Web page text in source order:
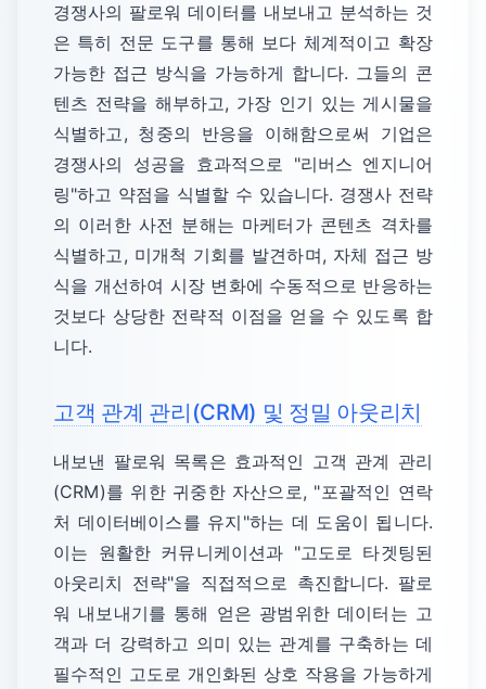
경쟁사의 팔로워 데이터를 내보내고 분석하는 것
은 특히 전문 도구를 통해 보다 체계적이고 확장
가능한 접근 방식을 가능하게 합니다. 그들의 콘
텐츠 전략을 해부하고, 가장 인기 있는 게시물을
식별하고, 청중의 반응을 이해함으로써 기업은
경쟁사의 성공을 효과적으로 "리버스 엔지니어
링"하고 약점을 식별할 수 있습니다. 경쟁사 전략
의 이러한 사전 분해는 마케터가 콘텐츠 격차를
식별하고, 미개척 기회를 발견하며, 자체 접근 방
식을 개선하여 시장 변화에 수동적으로 반응하는
것보다 상당한 전략적 이점을 얻을 수 있도록 합
니다.
고객 관계 관리(CRM) 및 정밀 아웃리치
내보낸 팔로워 목록은 효과적인 고객 관계 관리
(CRM)를 위한 귀중한 자산으로, "포괄적인 연락
처 데이터베이스를 유지"하는 데 도움이 됩니다.
이는 원활한 커뮤니케이션과 "고도로 타겟팅된
아웃리치 전략"을 직접적으로 촉진합니다. 팔로
워 내보내기를 통해 얻은 광범위한 데이터는 고
객과 더 강력하고 의미 있는 관계를 구축하는 데
필수적인 고도로 개인화된 상호 작용을 가능하게